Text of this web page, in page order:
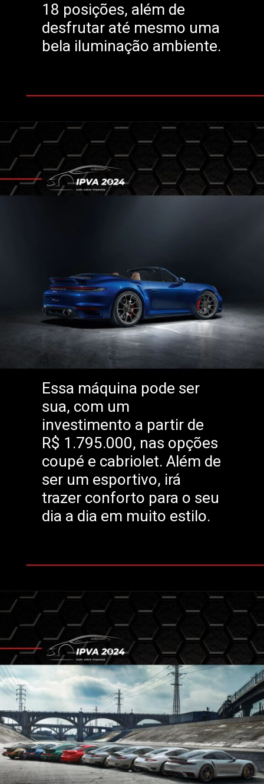
18 posições, além de
desfrutar até mesmo uma
bela iluminação ambiente.
Essa máquina pode ser
sua, com um
investimento a partir de
R$ 1.795.000, nas opções
coupé e cabriolet. Além de
ser um esportivo, irá
trazer conforto para o seu
dia a dia em muito estilo.